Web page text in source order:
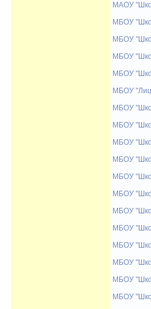
МАОУ
МБОУ
МБОУ
МБОУ
МБОУ
МБОУ
МБОУ
МБОУ
МБОУ
МБОУ
МБОУ
МБОУ
МБОУ
МБОУ
МБОУ
МБОУ
МБОУ
МБОУ